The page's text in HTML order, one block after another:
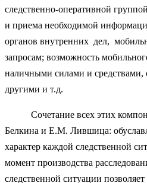
следственно-оперативной
и приема необходимой
органов внутренних дел,
запросам; возможность
наличными силами и средствами,
другими и т.д.
Сочетание всех этих
Белкина и Е.М. Лившица:
характер каждой следственной
момент производства
следственной ситуации